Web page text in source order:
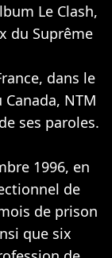
Le Clash,
du Suprême
dans le
NTM
ses paroles.
1996, en
de
de prison
que six